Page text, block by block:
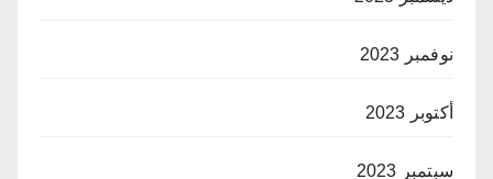
نوفمبر 2023
أكتوبر 2023
سبتمبر 2023